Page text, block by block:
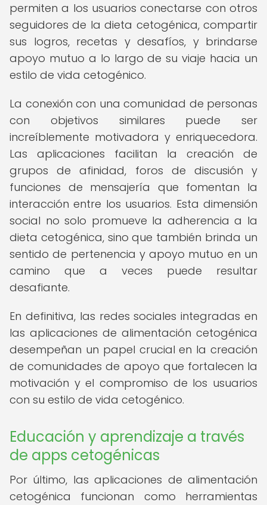
permiten a los usuarios conectarse con otros
seguidores de la dieta cetogénica, compartir
sus logros, recetas y desafíos, y brindarse
apoyo mutuo a lo largo de su viaje hacia un
estilo de vida cetogénico.
La conexión con una comunidad de personas
con objetivos similares puede ser
increíblemente motivadora y enriquecedora.
Las aplicaciones facilitan la creación de
grupos de afinidad, foros de discusión y
funciones de mensajería que fomentan la
interacción entre los usuarios. Esta dimensión
social no solo promueve la adherencia a la
dieta cetogénica, sino que también brinda un
sentido de pertenencia y apoyo mutuo en un
camino que a veces puede resultar
desafiante.
En definitiva, las redes sociales integradas en
las aplicaciones de alimentación cetogénica
desempeñan un papel crucial en la creación
de comunidades de apoyo que fortalecen la
motivación y el compromiso de los usuarios
con su estilo de vida cetogénico.
Educación y aprendizaje a través
de apps cetogénicas
Por último, las aplicaciones de alimentación
cetogénica funcionan como herramientas